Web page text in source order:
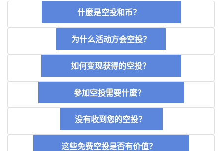
什麼是空投和币？
为什么活动方会空投？
如何变现获得的空投？
參加空投需要什麼？
没有收到您的空投？
这些免费空投是否有价值？